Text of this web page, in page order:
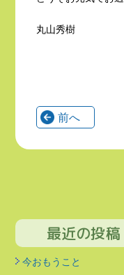
丸山秀樹
前へ
最近の投稿
今おもうこと